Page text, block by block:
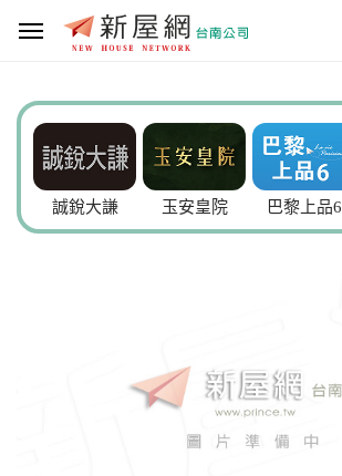
誠銳大謙 玉安皇院 巴黎上品6